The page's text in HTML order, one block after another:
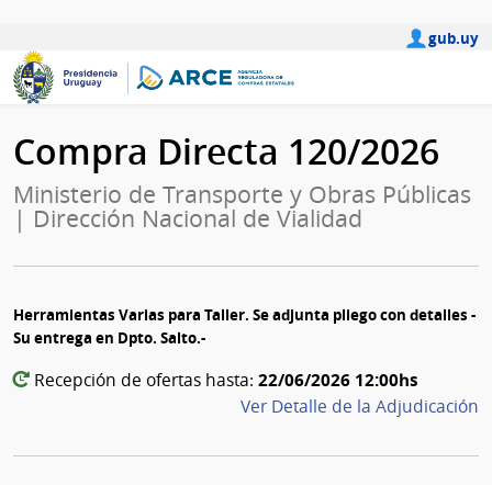
gub.uy
Compra Directa 120/2026
Ministerio de Transporte y Obras Públicas
| Dirección Nacional de Vialidad
Herramientas Varias para Taller. Se adjunta pliego con detalles -
Su entrega en Dpto. Salto.-
Recepción de ofertas hasta: 22/06/2026 12:00hs
Ver Detalle de la Adjudicación